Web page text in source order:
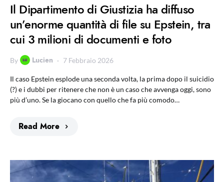
Il Dipartimento di Giustizia ha diffuso
un’enorme quantità di file su Epstein, tra
cui 3 milioni di documenti e foto
By Lucien 7 Febbraio 2026
Il caso Epstein esplode una seconda volta, la prima dopo il suicidio
(?) e i dubbi per ritenere che non è un caso che avvenga oggi, sono
più d’uno. Se la giocano con quello che fa più comodo…
Read More